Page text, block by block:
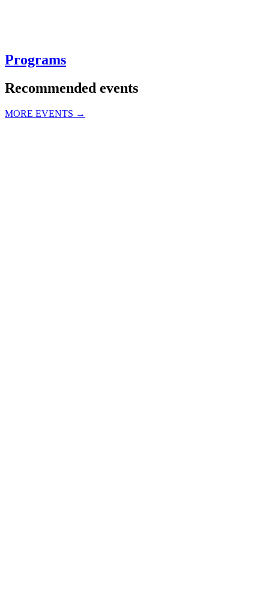
Programs
Recommended events
MORE EVENTS →